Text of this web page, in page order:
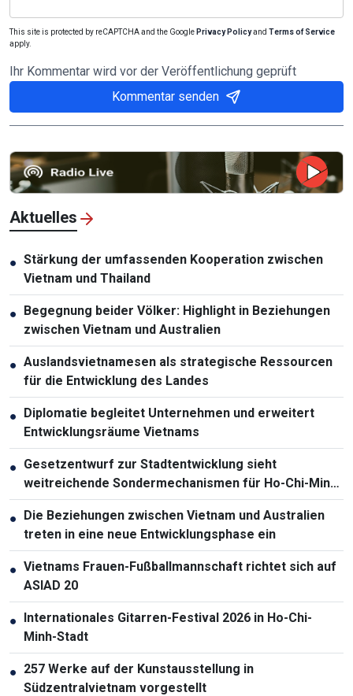
This site is protected by reCAPTCHA and the Google Privacy Policyand Terms of Service
apply.
Ihr Kommentar wird vor der Veröffentlichung geprüft
Kommentar senden
Aktuelles
● Stärkung der umfassenden Kooperation zwischen
Vietnam und Thailand
● Begegnung beider Völker: Highlight in Beziehungen
zwischen Vietnam und Australien
● Auslandsvietnamesen als strategische Ressourcen
für die Entwicklung des Landes
● Diplomatie begleitet Unternehmen und erweitert
Entwicklungsräume Vietnams
● Gesetzentwurf zur Stadtentwicklung sieht
weitreichende Sondermechanismen für Ho-Chi-Minh-
Stadt vor
● Die Beziehungen zwischen Vietnam und Australien
treten in eine neue Entwicklungsphase ein
● Vietnams Frauen-Fußballmannschaft richtet sich auf
ASIAD 20
● Internationales Gitarren-Festival 2026 in Ho-Chi-
Minh-Stadt
● 257 Werke auf der Kunstausstellung in
Südzentralvietnam vorgestellt